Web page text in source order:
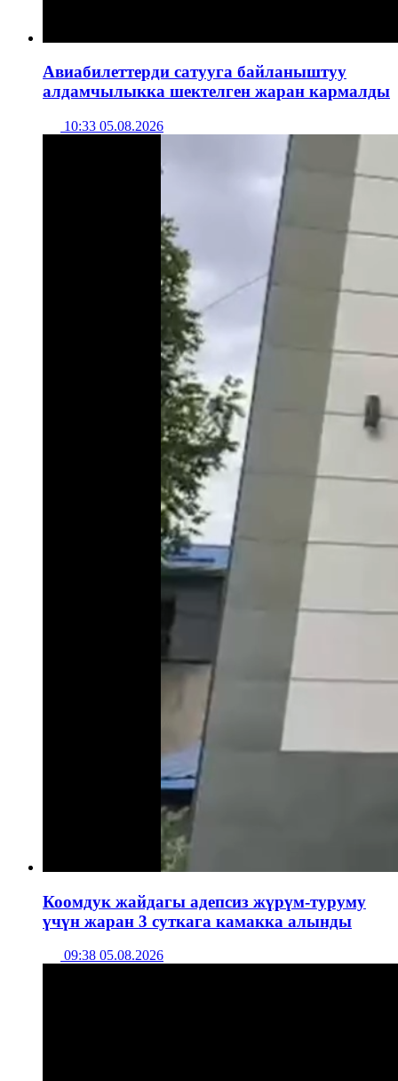
Авиабилеттерди сатууга байланыштуу
алдамчылыкка шектелген жаран кармалды
10:33 05.08.2026
Коомдук жайдагы адепсиз жүрүм-туруму
үчүн жаран 3 суткага камакка алынды
09:38 05.08.2026